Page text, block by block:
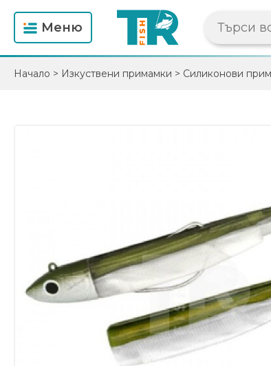
Mеню
Начало > Изкуствени примамки > Силиконови